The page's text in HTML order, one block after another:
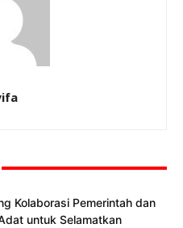
Kolaborasi Pemerintah dan
untuk Selamatkan